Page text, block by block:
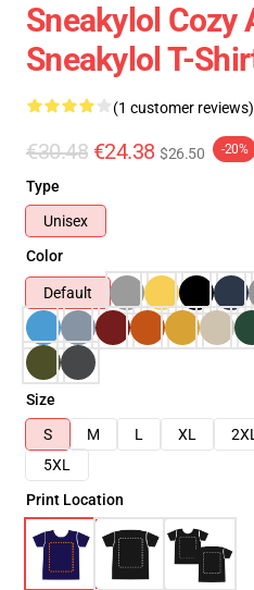
Sneakylol Cozy
Sneakylol T-
(1 customer reviews)
€30.48 €24.38 $26.50 -20%
Type
Unisex
Color
Default
Size
S
M L XL 2XL
5XL
Print Location